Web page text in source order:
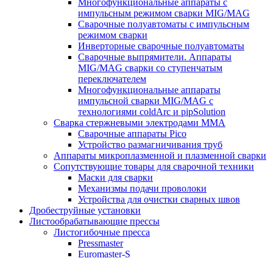
импульсным режимом сварки MIG/MAG
Сварочные полуавтоматы с импульсным
режимом сварки
Инверторные сварочные полуавтоматы
Сварочные выпрямители. Аппараты
MIG/MAG сварки со ступенчатым
переключателем
Многофункциональные аппараты
импульсной сварки MIG/MAG с
технологиями coldArc и pipSolution
Сварка стержневыми электродами MMA
Сварочные аппараты Pico
Устройство размагничивания труб
Аппараты микроплазменной и плазменной сварки
Сопутствующие товары для сварочной техники
Маски для сварки
Механизмы подачи проволоки
Устройства для очистки сварных швов
Дробеструйные установки
Листообрабатывающие прессы
Листогибочные пресса
Pressmaster
Euromaster-S